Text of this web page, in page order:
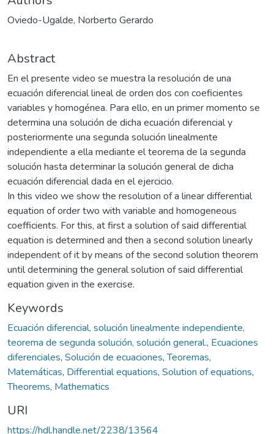
Oviedo-Ugalde, Norberto Gerardo
Abstract
En el presente video se muestra la resolución de una
ecuación diferencial lineal de orden dos con coeficientes
variables y homogénea. Para ello, en un primer momento se
determina una solución de dicha ecuación diferencial y
posteriormente una segunda solución linealmente
independiente a ella mediante el teorema de la segunda
solución hasta determinar la solución general de dicha
ecuación diferencial dada en el ejercicio.
In this video we show the resolution of a linear differential
equation of order two with variable and homogeneous
coefficients. For this, at first a solution of said differential
equation is determined and then a second solution linearly
independent of it by means of the second solution theorem
until determining the general solution of said differential
equation given in the exercise.
Keywords
Ecuación diferencial, solución linealmente independiente,
teorema de segunda solución, solución general., Ecuaciones
diferenciales, Solución de ecuaciones,Teoremas,
Matemáticas, Differential equations, Solution of equations,
Theorems, Mathematics
URI
https://hdl.handle.net/2238/13564